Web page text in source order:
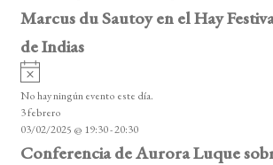
Marcus du Sautoy en el Hay
de Indias
A
v
i
s
o
No hay ningún evento este día.
3 febrero
03/02/2025 @ 19:30-20:30
Conferencia de Aurora Luque